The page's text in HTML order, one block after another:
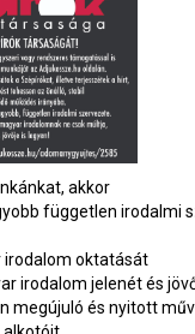
akkor
független irodalmi
irodalom oktatását
irodalom jelenét és
megújuló és nyitott